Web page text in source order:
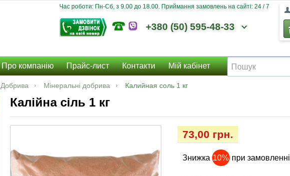
Час роботи: Пн-Сб, з 9.00 до 18.00. Приймання замовлень на сайті: 24 / 7
+380 (50) 595-48-33
Про компанію Прайс-лист Контакти Мій кабінет
Добрива Мінеральні добрива Калийная соль 1 кг
Калійна сіль 1 кг
73,00 грн.
Знижка 10%при замовленні